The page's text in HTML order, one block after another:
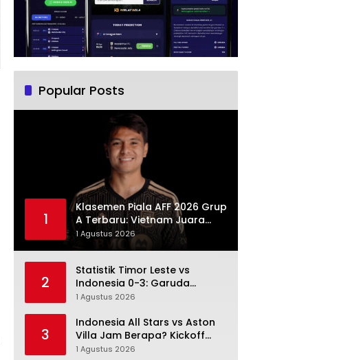
Popular Posts
1
Klasemen Piala AFF 2026 Grup
A Terbaru: Vietnam Juara
Grup, Singapura Lolos,
Indonesia Gugur
1 Agustus 2026
2
Statistik Timor Leste vs
Indonesia 0-3: Garuda
Menang Besar Setelah
1 Agustus 2026
3
Indonesia All Stars vs Aston
Villa Jam Berapa? Kickoff
20.00 WIB dan Cara Nonton
1 Agustus 2026